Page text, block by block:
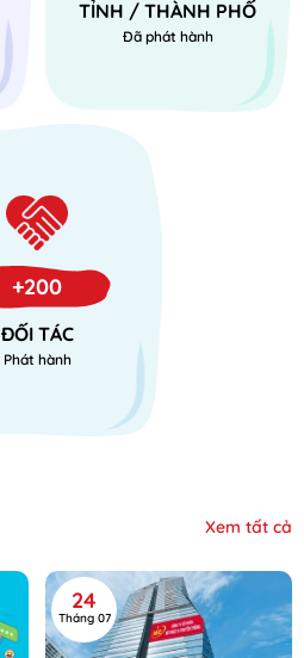
TỈNH / THÀNH PHỐ
Đã phát hành
+200
ĐỐI TÁC
Phát hành
Xem tất cả
24
Tháng 07